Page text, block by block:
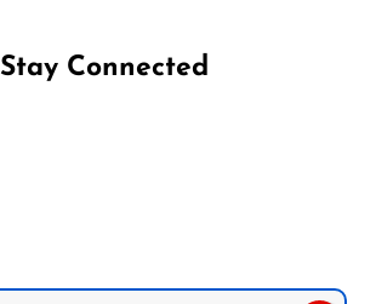
Stay Connected